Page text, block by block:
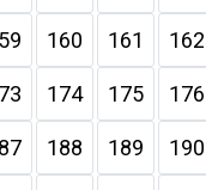
160 161 162
174 175 176
188 189 190